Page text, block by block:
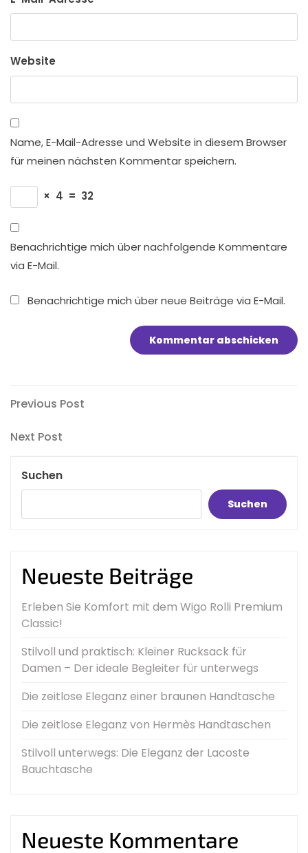
Website
Name, E-Mail-Adresse und Website in diesem Browser
für meinen nächsten Kommentar speichern.
× 4 = 32
Benachrichtige mich über nachfolgende Kommentare
via E-Mail.
Benachrichtige mich über neue Beiträge via E-Mail.
Beitragsnavigation
Previous
Previous Post
Next
Next Post
Suchen
Suchen
Neueste Beiträge
Erleben Sie Komfort mit dem Wigo Rolli Premium
Classic!
Stilvoll und praktisch: Kleiner Rucksack für
Damen – Der ideale Begleiter für unterwegs
Die zeitlose Eleganz einer braunen Handtasche
Die zeitlose Eleganz von Hermès Handtaschen
Stilvoll unterwegs: Die Eleganz der Lacoste
Bauchtasche
Neueste Kommentare